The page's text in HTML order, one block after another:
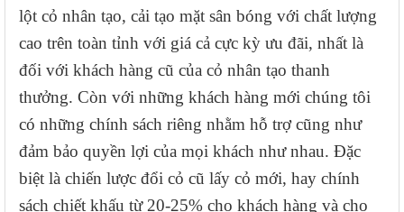
lột cỏ nhân tạo, cải tạo mặt sân bóng với chất lượng
cao trên toàn tỉnh với giá cả cực kỳ ưu đãi, nhất là
đối với khách hàng cũ của cỏ nhân tạo thanh
thưởng. Còn với những khách hàng mới chúng tôi
có những chính sách riêng nhằm hỗ trợ cũng như
đảm bảo quyền lợi của mọi khách như nhau. Đặc
biệt là chiến lược đổi cỏ cũ lấy cỏ mới, hay chính
sách chiết khấu từ 20-25% cho khách hàng và cho